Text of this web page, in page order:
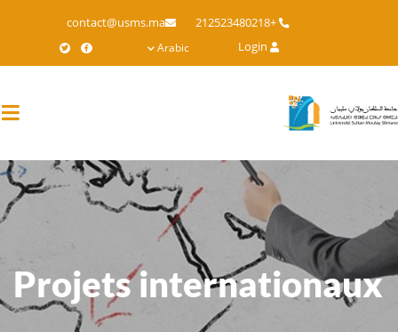
main
+212523480218
contact@usms.ma
Login
Arabic
Projets internationaux